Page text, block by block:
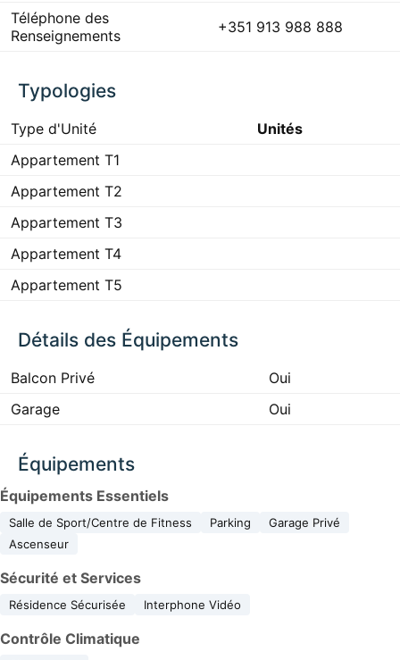
Téléphone des
Renseignements
+351 913 988 888
Typologies
Type d'Unité
Unités
Appartement T1
Appartement T2
Appartement T3
Appartement T4
Appartement T5
Détails des Équipements
Balcon Privé
Oui
Garage
Oui
Équipements
Équipements Essentiels
Salle de Sport/Centre de Fitness Parking
Garage Privé
Ascenseur
Sécurité et Services
Résidence Sécurisée Interphone Vidéo
Contrôle Climatique